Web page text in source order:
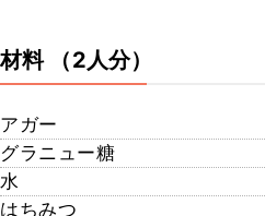
材料 （2人分）
アガー
グラニュー糖
水
はちみつ